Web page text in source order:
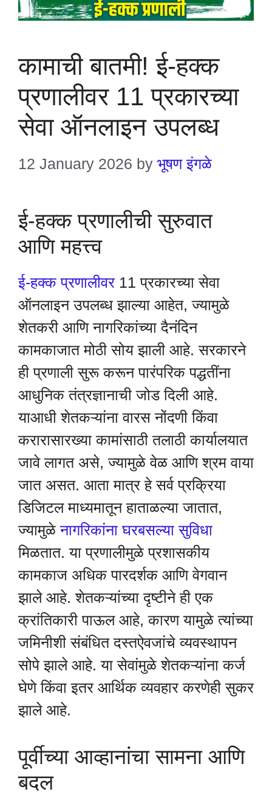
कामाची बातमी! ई-हक्क
प्रणालीवर 11 प्रकारच्या
सेवा ऑनलाइन उपलब्ध
12 January 2026 by भूषण इंगळे
ई-हक्क प्रणालीची सुरुवात
आणि महत्त्व
ई-हक्क प्रणालीवर11 प्रकारच्या सेवा
ऑनलाइन उपलब्ध झाल्या आहेत, ज्यामुळे
शेतकरी आणि नागरिकांच्या दैनंदिन
कामकाजात मोठी सोय झाली आहे. सरकारने
ही प्रणाली सुरू करून पारंपरिक पद्धतींना
आधुनिक तंत्रज्ञानाची जोड दिली आहे.
याआधी शेतकऱ्यांना वारस नोंदणी किंवा
करारासारख्या कामांसाठी तलाठी कार्यालयात
जावे लागत असे, ज्यामुळे वेळ आणि श्रम वाया
जात असत. आता मात्र हे सर्व प्रक्रिया
डिजिटल माध्यमातून हाताळल्या जातात,
ज्यामुळेनागरिकांना घरबसल्या सुविधा
मिळतात. या प्रणालीमुळे प्रशासकीय
कामकाज अधिक पारदर्शक आणि वेगवान
झाले आहे. शेतकऱ्यांच्या दृष्टीने ही एक
क्रांतिकारी पाऊल आहे, कारण यामुळे त्यांच्या
जमिनीशी संबंधित दस्तऐवजांचे व्यवस्थापन
सोपे झाले आहे. या सेवांमुळे शेतकऱ्यांना कर्ज
घेणे किंवा इतर आर्थिक व्यवहार करणेही सुकर
झाले आहे.
पूर्वीच्या आव्हानांचा सामना आणि
बदल